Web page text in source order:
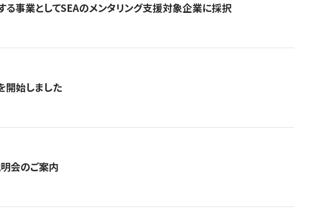
事業としてSEAのメンタリング支援対象企業に採択
開始しました
会のご案内